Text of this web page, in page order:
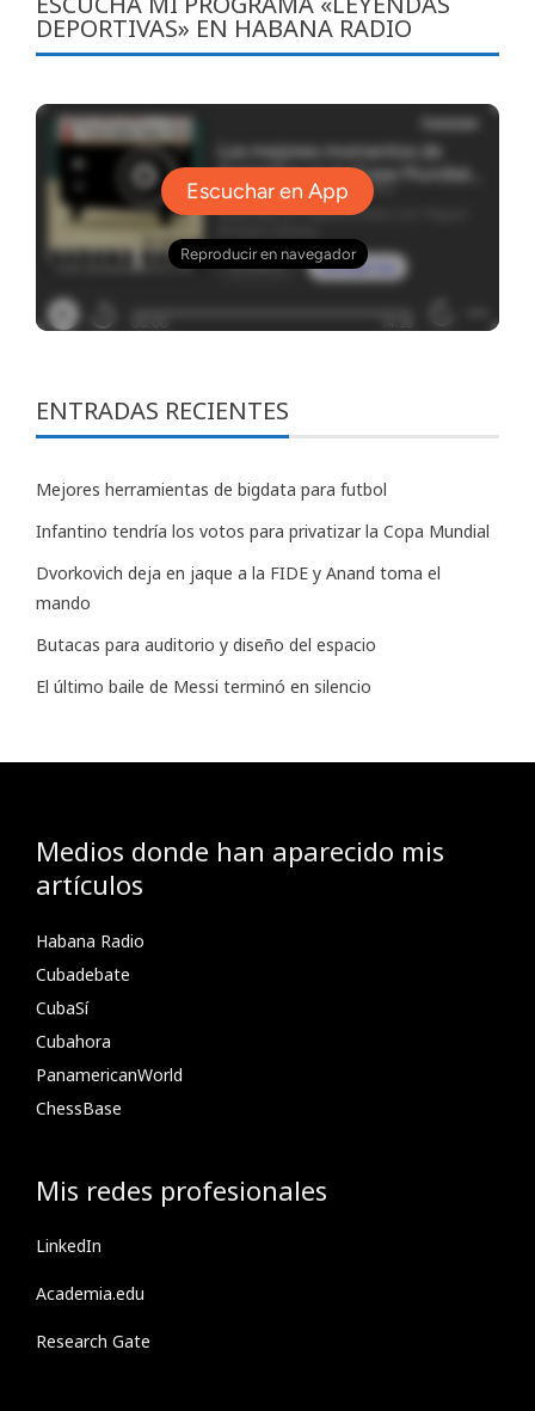
DEPORTIVAS» EN HABANA RADIO
ENTRADAS RECIENTES
Mejores herramientas de bigdata para futbol
Infantino tendría los votos para privatizar la Copa Mundial
Dvorkovich deja en jaque a la FIDE y Anand toma el
mando
Butacas para auditorio y diseño del espacio
El último baile de Messi terminó en silencio
Medios donde han aparecido mis
artículos
Habana Radio
Cubadebate
CubaSí
Cubahora
PanamericanWorld
ChessBase
Mis redes profesionales
LinkedIn
Academia.edu
Research Gate